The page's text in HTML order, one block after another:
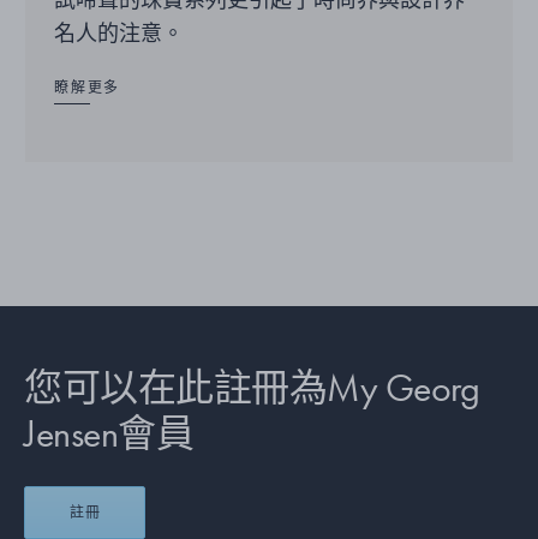
名人的注意。
瞭解更多
您可以在此註冊為My Georg
Jensen會員
註冊